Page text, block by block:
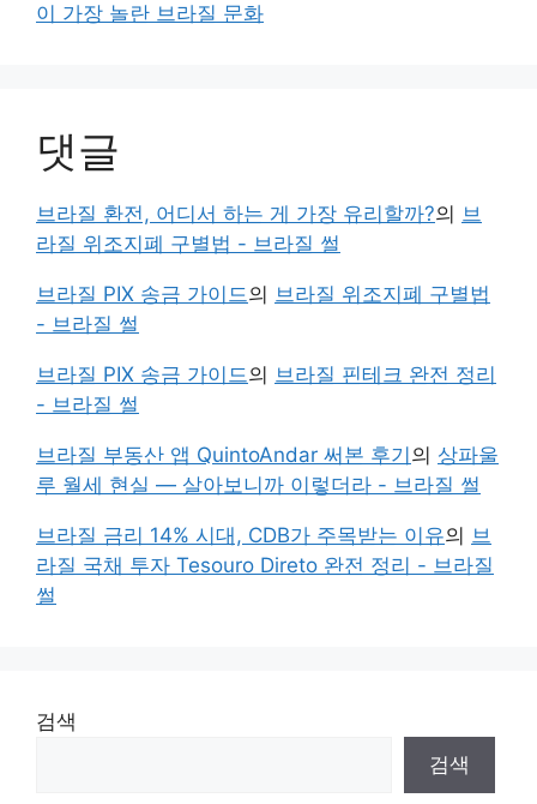
이 가장 놀란 브라질 문화
댓글
브라질 환전, 어디서 하는 게 가장 유리할까?의 브
라질 위조지폐 구별법 - 브라질 썰
브라질 PIX 송금 가이드의 브라질 위조지폐 구별법
- 브라질 썰
브라질 PIX 송금 가이드의 브라질 핀테크 완전 정리
- 브라질 썰
브라질 부동산 앱 QuintoAndar 써본 후기의 상파울
루 월세 현실 — 살아보니까 이렇더라 - 브라질 썰
브라질 금리 14% 시대, CDB가 주목받는 이유의 브
라질 국채 투자 Tesouro Direto 완전 정리 - 브라질
썰
검색
검색